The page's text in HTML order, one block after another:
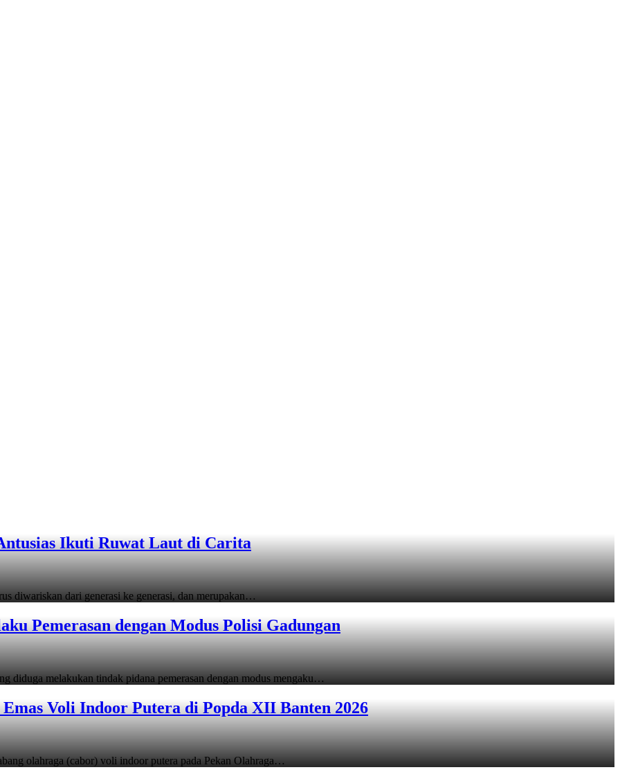
Ikuti Ruwat Laut di Carita
diwariskan dari generasi ke generasi, dan merupakan…
Pemerasan dengan Modus Polisi Gadungan
diduga melakukan tindak pidana pemerasan dengan modus mengaku…
Voli Indoor Putera di Popda XII Banten 2026
olahraga (cabor) voli indoor putera pada Pekan Olahraga…